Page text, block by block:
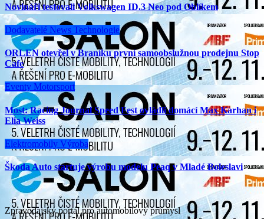
Novináři testovali Volkswagen ID.3 Neo pod Oblíkem
Dodavatelé News Technologie
ORLEN otevřel v Braníku první samoobslužnou prodejnu Stop
Cafe
Eventy Motorsport
Most: Racing Journal Speed Fest ovládli domácí Max Karhan i
Elia Weiss
Elektromobily Výroba
Škoda Auto startuje výrobu modelu Peaq v Mladé Boleslavi
Zpravodajský portál pro automobilový průmysl